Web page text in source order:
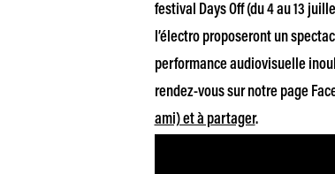
festival Days Off (du 4 au 13
l’électro proposeront un
performance audiovisuelle
rendez-vous sur notre page
ami) et à partager.